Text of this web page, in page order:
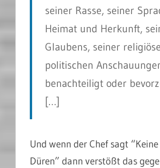
seiner Rasse, seiner
Heimat und Herkunft,
Glaubens, seiner
politischen
benachteiligt oder
[…]
Und wenn der Chef sagt
Düren” dann verstößt das